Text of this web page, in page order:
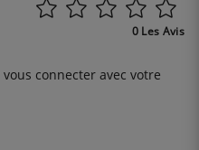
0 Les Avis
vous connecter avec votre